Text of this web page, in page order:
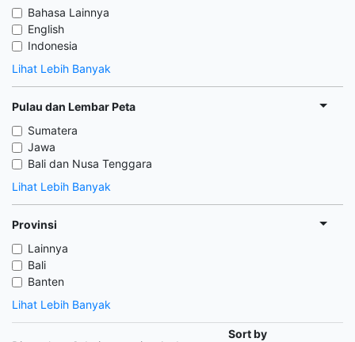
Bahasa Lainnya
English
Indonesia
Lihat Lebih Banyak
Pulau dan Lembar Peta
Sumatera
Jawa
Bali dan Nusa Tenggara
Lihat Lebih Banyak
Provinsi
Lainnya
Bali
Banten
Lihat Lebih Banyak
Sort by